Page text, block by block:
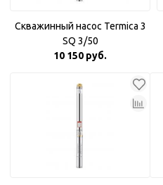
Скважинный насос Termica 3
SQ 3/50
10 150 руб.